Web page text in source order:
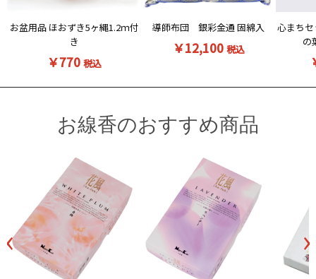
お盆用品 ほおずき5ヶ縄1.2ｍ付
き
￥770 税込
導師布団 銀彩金通 固綿入
￥12,100 税込
心まち
の
お線香のおすすめ商品
‹ ›